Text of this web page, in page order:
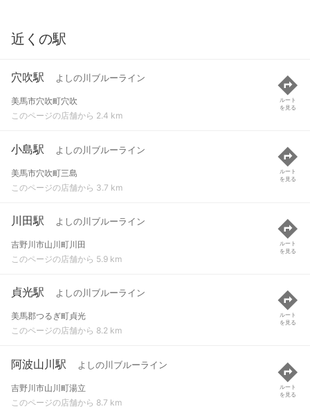
近くの駅
穴吹駅 よしの川ブルーライン
美馬市穴吹町穴吹
このページの店舗から 2.4 km
ルート
を見る
小島駅 よしの川ブルーライン
美馬市穴吹町三島
このページの店舗から 3.7 km
ルート
を見る
川田駅 よしの川ブルーライン
吉野川市山川町川田
このページの店舗から 5.9 km
ルート
を見る
貞光駅 よしの川ブルーライン
美馬郡つるぎ町貞光
このページの店舗から 8.2 km
ルート
を見る
阿波山川駅 よしの川ブルーライン
吉野川市山川町湯立
このページの店舗から 8.7 km
ルート
を見る